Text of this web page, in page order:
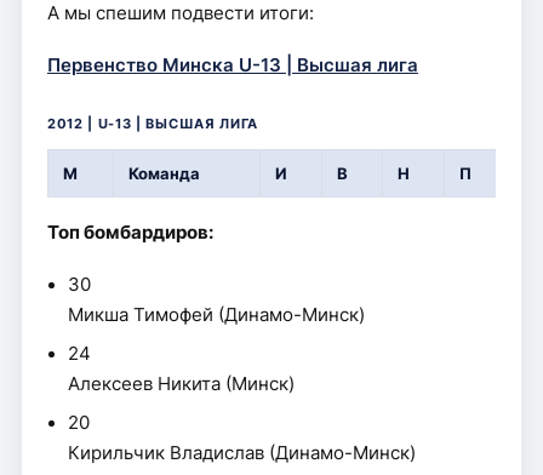
А мы спешим подвести итоги:
Первенство Минска U-13 | Высшая лига
2012 | U-13 | ВЫСШАЯ ЛИГА
М Команда И В Н П
Топ бомбардиров:
30
Микша Тимофей (Динамо-Минск)
24
Алексеев Никита (Минск)
20
Кирильчик Владислав (Динамо-Минск)